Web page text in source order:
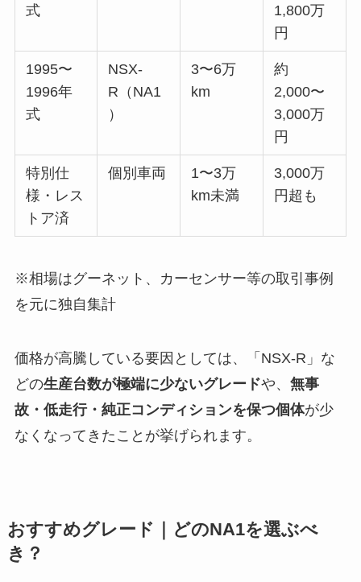
式
1,800万
円
1995〜
1996年
式
NSX-
R（NA1
）
3〜6万
km
約
2,000〜
3,000万
円
特別仕
様・レス
トア済
個別車両
1〜3万
km未満
3,000万
円超も
※相場はグーネット、カーセンサー等の取引事例
を元に独自集計
価格が高騰している要因としては、「NSX-R」な
どの生産台数が極端に少ないグレードや、 無事
故・低走行・純正コンディションを保つ個体が少
なくなってきたことが挙げられます。
おすすめグレード｜どのNA1を選ぶべ
き？